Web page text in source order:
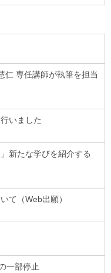
仁 専任講師が執筆を担当
いました
新たな学びを紹介する
て（Web出願）
一部停止